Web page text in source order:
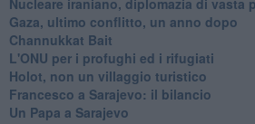
Gaza, ultimo conflitto, un anno dopo
Channukkat Bait
L'ONU per i profughi ed i rifugiati
Holot, non un villaggio turistico
Francesco a Sarajevo: il bilancio
Un Papa a Sarajevo